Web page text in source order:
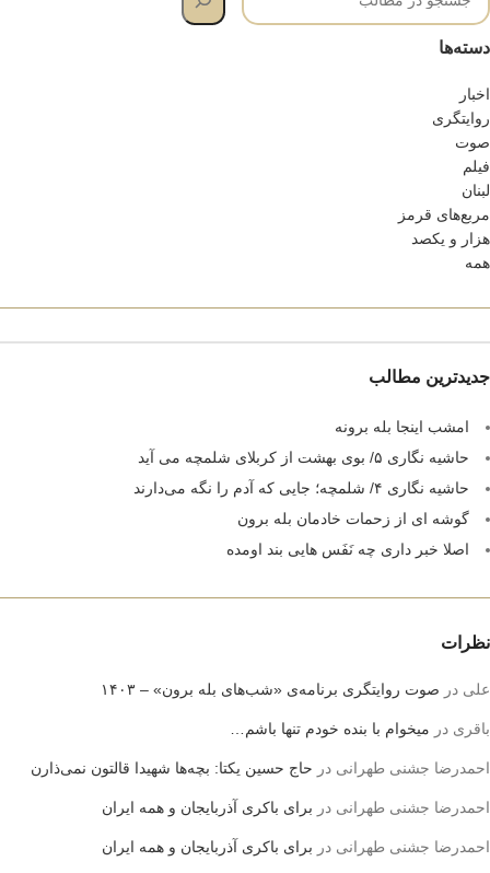
دسته‌ها
اخبار
روایتگری
صوت
فیلم
لبنان
مربع‌های قرمز
هزار و یکصد
همه
جدیدترین مطالب
امشب اینجا بله برونه
حاشیه نگاری ۵/ بوی بهشت از کربلای شلمچه می آید
حاشیه نگاری ۴/ شلمچه؛ جایی که آدم را نگه می‌دارند
گوشه ای از زحمات خادمان بله برون
اصلا خبر داری چه نَفَس هایی بند اومده
نظرات
علی در صوت روایتگری برنامه‌ی «شب‌های بله برون» – ۱۴۰۳
باقری در میخوام با بنده خودم تنها باشم…
احمدرضا جشنی طهرانی در حاج حسین یکتا: بچه‌ها شهیدا قالتون نمی‌ذارن
احمدرضا جشنی طهرانی در برای باکری آذربایجان و همه ایران
احمدرضا جشنی طهرانی در برای باکری آذربایجان و همه ایران